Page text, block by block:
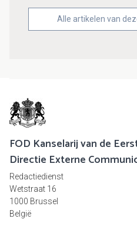
Alle artikelen van
FOD Kanselarij van de
Directie Externe
Redactiedienst
Wetstraat 16
1000 Brussel
België